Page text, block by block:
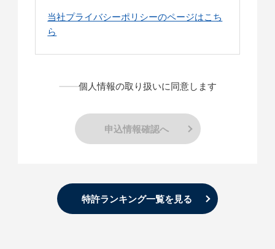
当社プライバシーポリシーのページはこち
ら
個人情報の取り扱いに同意します
申込情報確認へ
特許ランキング一覧を見る